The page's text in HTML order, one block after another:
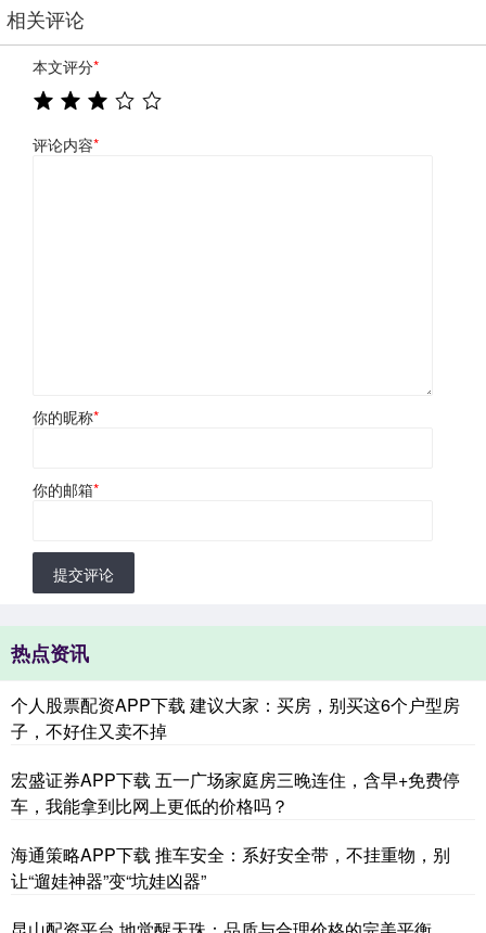
相关评论
本文评分*
评论内容*
你的昵称*
你的邮箱*
提交评论
热点资讯
个人股票配资APP下载 建议大家：买房，别买这6个户型房
子，不好住又卖不掉
宏盛证券APP下载 五一广场家庭房三晚连住，含早+免费停
车，我能拿到比网上更低的价格吗？
海通策略APP下载 推车安全：系好安全带，不挂重物，别
让“遛娃神器”变“坑娃凶器”